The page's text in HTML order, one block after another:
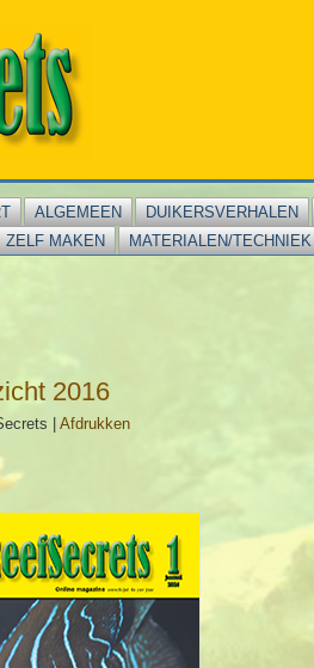
ALGEMEEN DUIKERSVERHALEN
ZELF MAKEN
MATERIALEN/TECHNIEK
2016
|Afdrukken